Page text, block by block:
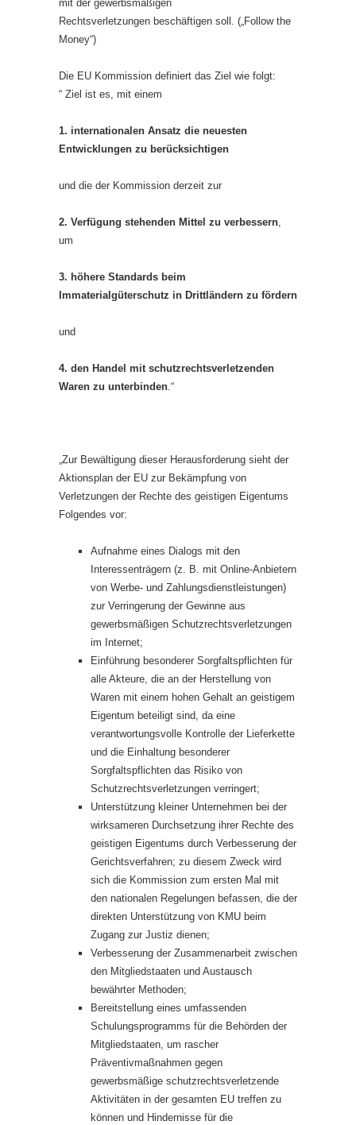
mit der gewerbsmäßigen
Rechtsverletzungen beschäftigen soll. („Follow the
Money“)
Die EU Kommission definiert das Ziel wie folgt:
“ Ziel ist es, mit einem
1. internationalen Ansatz die neuesten
Entwicklungen zu berücksichtigen
und die der Kommission derzeit zur
2. Verfügung stehenden Mittel zu verbessern,
um
3. höhere Standards beim
Immaterialgüterschutz in Drittländern zu fördern
und
4. den Handel mit schutzrechtsverletzenden
Waren zu unterbinden.“
„Zur Bewältigung dieser Herausforderung sieht der
Aktionsplan der EU zur Bekämpfung von
Verletzungen der Rechte des geistigen Eigentums
Folgendes vor:
Aufnahme eines Dialogs mit den
Interessenträgern (z. B. mit Online-Anbietern
von Werbe- und Zahlungsdienstleistungen)
zur Verringerung der Gewinne aus
gewerbsmäßigen Schutzrechtsverletzungen
im Internet;
Einführung besonderer Sorgfaltspflichten für
alle Akteure, die an der Herstellung von
Waren mit einem hohen Gehalt an geistigem
Eigentum beteiligt sind, da eine
verantwortungsvolle Kontrolle der Lieferkette
und die Einhaltung besonderer
Sorgfaltspflichten das Risiko von
Schutzrechtsverletzungen verringert;
Unterstützung kleiner Unternehmen bei der
wirksameren Durchsetzung ihrer Rechte des
geistigen Eigentums durch Verbesserung der
Gerichtsverfahren; zu diesem Zweck wird
sich die Kommission zum ersten Mal mit
den nationalen Regelungen befassen, die der
direkten Unterstützung von KMU beim
Zugang zur Justiz dienen;
Verbesserung der Zusammenarbeit zwischen
den Mitgliedstaaten und Austausch
bewährter Methoden;
Bereitstellung eines umfassenden
Schulungsprogramms für die Behörden der
Mitgliedstaaten, um rascher
Präventivmaßnahmen gegen
gewerbsmäßige schutzrechtsverletzende
Aktivitäten in der gesamten EU treffen zu
können und Hindernisse für die